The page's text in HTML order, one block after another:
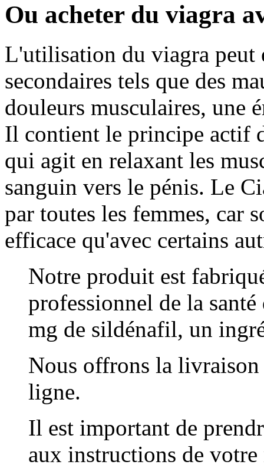
Ou acheter du viagra
L'utilisation du viagra peut
secondaires tels que des
douleurs musculaires, une
Il contient le principe actif
qui agit en relaxant les
sanguin vers le pénis. Le
par toutes les femmes, car
efficace qu'avec certains
Notre produit est
professionnel de la
mg de sildénafil, un
Nous offrons la
ligne.
Il est important de
aux instructions de votre